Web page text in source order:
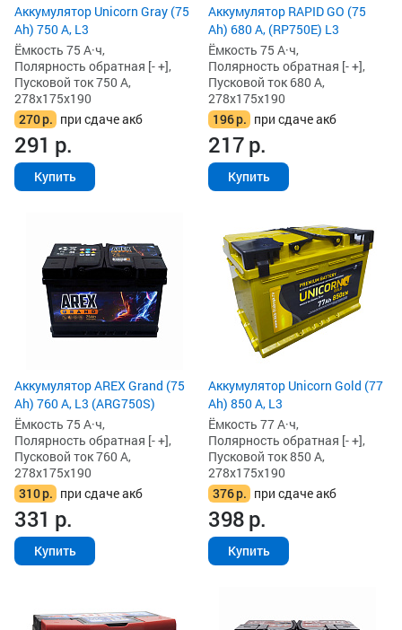
Аккумулятор Unicorn Gray (75
Ah) 750 А, L3
Ёмкость 75 А·ч,
Полярность обратная [- +],
Пусковой ток 750 А,
278x175x190
270р. при сдаче акб
291 р.
Купить
Аккумулятор RAPID GO (75
Ah) 680 А, (RP750E) L3
Ёмкость 75 А·ч,
Полярность обратная [- +],
Пусковой ток 680 А,
278x175x190
196р. при сдаче акб
217р.
Купить
Аккумулятор AREX Grand (75
Ah) 760 А, L3 (ARG750S)
Ёмкость 75 А·ч,
Полярность обратная [- +],
Пусковой ток 760 А,
278x175x190
310р. при сдаче акб
331 р.
Купить
Аккумулятор Unicorn Gold (77
Ah) 850 А, L3
Ёмкость 77 А·ч,
Полярность обратная [- +],
Пусковой ток 850 А,
278x175x190
376р. при сдаче акб
398р.
Купить